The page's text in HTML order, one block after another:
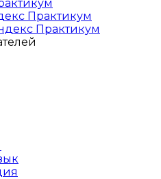
Практикум
Практикум